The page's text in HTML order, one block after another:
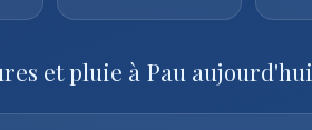
et pluie à Pau aujourd'hui